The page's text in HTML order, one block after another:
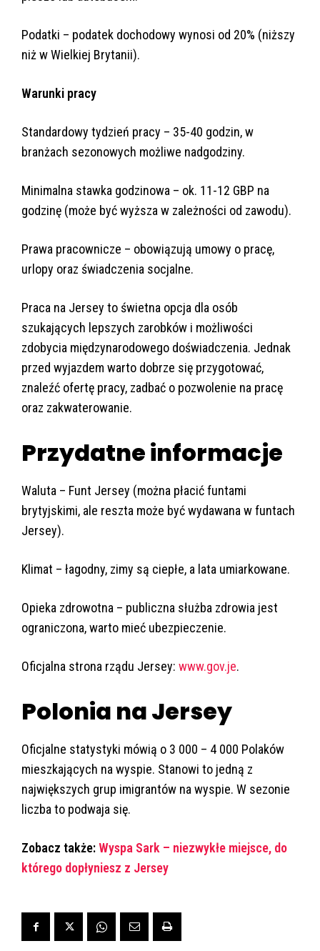
Podatki – podatek dochodowy wynosi od 20% (niższy
niż w Wielkiej Brytanii).
Warunki pracy
Standardowy tydzień pracy – 35-40 godzin, w
branżach sezonowych możliwe nadgodziny.
Minimalna stawka godzinowa – ok. 11-12 GBP na
godzinę (może być wyższa w zależności od zawodu).
Prawa pracownicze – obowiązują umowy o pracę,
urlopy oraz świadczenia socjalne.
Praca na Jersey to świetna opcja dla osób
szukających lepszych zarobków i możliwości
zdobycia międzynarodowego doświadczenia. Jednak
przed wyjazdem warto dobrze się przygotować,
znaleźć ofertę pracy, zadbać o pozwolenie na pracę
oraz zakwaterowanie.
Przydatne informacje
Waluta – Funt Jersey (można płacić funtami
brytyjskimi, ale reszta może być wydawana w funtach
Jersey).
Klimat – łagodny, zimy są ciepłe, a lata umiarkowane.
Opieka zdrowotna – publiczna służba zdrowia jest
ograniczona, warto mieć ubezpieczenie.
Oficjalna strona rządu Jersey: www.gov.je.
Polonia na Jersey
Oficjalne statystyki mówią o 3 000 – 4 000 Polaków
mieszkających na wyspie. Stanowi to jedną z
największych grup imigrantów na wyspie. W sezonie
liczba to podwaja się.
Zobacz także:Wyspa Sark – niezwykłe miejsce, do
którego dopłyniesz z Jersey